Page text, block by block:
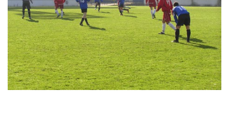
STARŠÍ DOROST
STARŠÍ ŽÁCI
MLADŠÍ ŽÁCI